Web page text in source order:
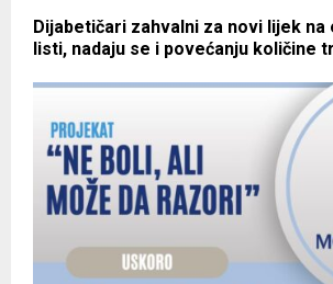
Dijabetičari zahvalni za novi lijek
listi, nadaju se i povećanju količine